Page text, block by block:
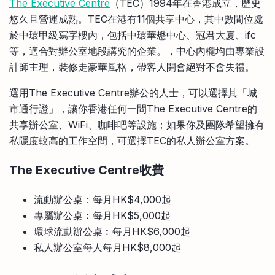
The Executive Centre （TEC）1994年在香港成立，歷史
悠久且營運成熟。TEC在港有11個共享中心，其中數間位處
於中環甲級寫字樓內，包括中環華懋中心、冠君大廈、ifc
等，適合對辦公室地段講究的企業。，中心內櫳均由專業設
計師主理，裝修走豪華風格，帶客人開會絕對不會失禮。
選用The Executive Centre辦公的人士，可以選擇其「城
市通行證」，讓你香港任何一間The Executive Centre的
共享辦公室、WiFi、咖啡吧等設施；如果你及團隊希望擁有
私隱度較高的工作空間，可選擇TEC的私人辦公室方案。
The Executive Centre收費
流動辦公桌：每月HK$4,000起
專屬辦公桌︰每月HK$5,000起
環球流動辦公桌︰每月HK$6,000起
私人辦公室每人每月HK$8,000起